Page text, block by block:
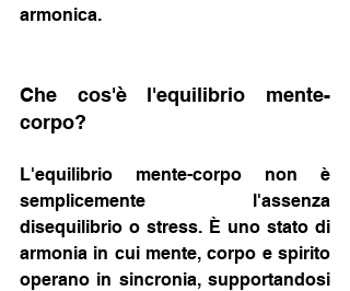
armonica.
Che cos'è l'equilibrio mente-
corpo?
L'equilibrio mente-corpo non è
semplicemente l'assenza
disequilibrio o stress. È uno stato di
armonia in cui mente, corpo e spirito
operano in sincronia, supportandosi